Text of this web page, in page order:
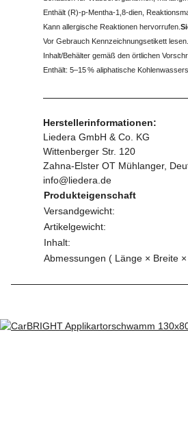
Enthält (R)-p-Mentha-1,8-dien,
Kann allergische Reaktionen hervorrufen.
Vor Gebrauch Kennzeichnungsetikett
Inhalt/Behälter gemäß den örtlichen
Enthält: 5–15 % aliphatische
Herstellerinformationen:
Liedera GmbH & Co. KG
Wittenberger Str. 120
Zahna-Elster OT Mühlanger,
info@liedera.de
Produkteigenschaft
Versandgewicht:
Artikelgewicht:
Inhalt:
Abmessungen ( Länge × Breite